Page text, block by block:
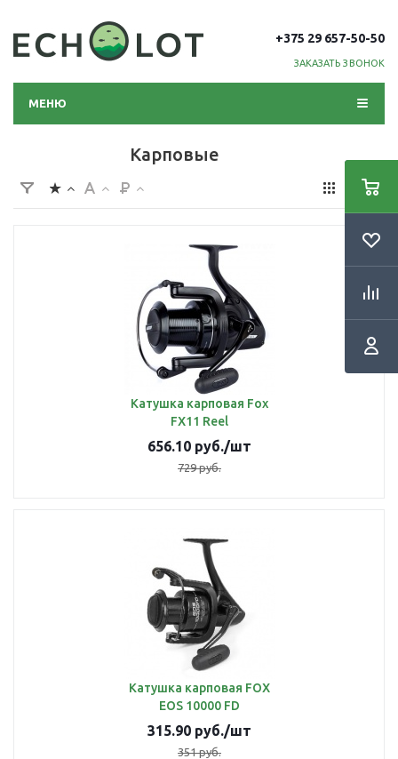
+375 29 657-50-50
ЗАКАЗАТЬ ЗВОНОК
МЕНЮ
Карповые
Катушка карповая Fox
FX11 Reel
656.10 руб./шт
729руб.
Катушка карповая FOX
EOS 10000 FD
315.90 руб./шт
351руб.